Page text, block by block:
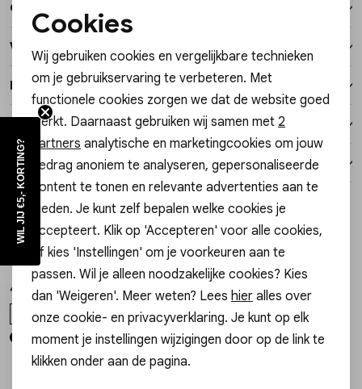
Vesten
Jassen
Lingerie
Over dit item
Winkelvoorraad
Kenmerken
Verzending / Ophalen in de winkel
Retourneren
Style dit met
Gossip
FLORA CLASSIC TAS FLORA CLASSIC
44,99
ONE SIZE
1/2
220COL01 PARELKETTING
19,99
ONE SIZE
Noodzakelijke cookies
Personalisatie cookies
Analytische cookies
Marketing cookies
Cookies
Wij gebruiken cookies en vergelijkbare technieken
om je gebruikservaring te verbeteren. Met
functionele cookies zorgen we dat de website goed
werkt. Daarnaast gebruiken wij samen met 2
partners analytische en marketingcookies om jouw
gedrag anoniem te analyseren, gepersonaliseerde
content te tonen en relevante advertenties aan te
bieden. Je kunt zelf bepalen welke cookies je
accepteert. Klik op 'Accepteren' voor alle cookies,
of kies 'Instellingen' om je voorkeuren aan te
passen. Wil je alleen noodzakelijke cookies? Kies
dan 'Weigeren'. Meer weten? Lees hier alles over
onze cookie- en privacyverklaring. Je kunt op elk
moment je instellingen wijzigingen door op de link te
klikken onder aan de pagina.
WIL JIJ €5,- KORTING?